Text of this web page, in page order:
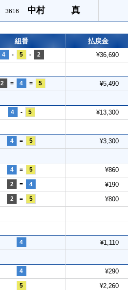
3616 中村 真
組番 払戻金
4 - 5 - 2 ¥36,690
2 = 4 = 5 ¥5,490
4 - 5 ¥13,300
4 = 5 ¥3,300
4 = 5 ¥860
2 = 4 ¥190
2 = 5 ¥800
4 ¥1,110
4 ¥290
5 ¥2,260